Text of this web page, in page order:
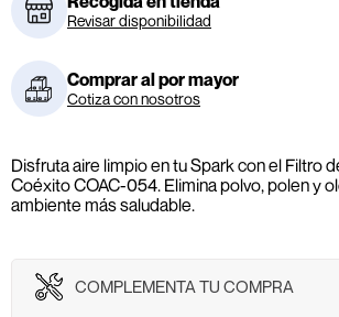
Revisar disponibilidad
Comprar al por mayor
Cotiza con nosotros
Disfruta aire limpio en tu Spark con el Filtro
Coéxito COAC-054. Elimina polvo, polen y
ambiente más saludable.
COMPLEMENTA TU COMPRA